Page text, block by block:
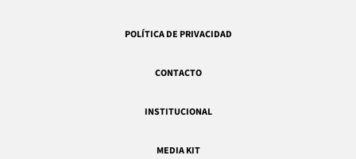
POLÍTICA DE PRIVACIDAD
CONTACTO
INSTITUCIONAL
MEDIA KIT